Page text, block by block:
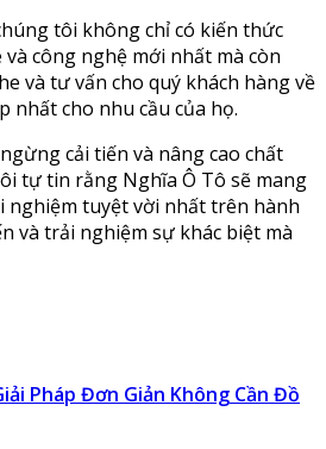
tôi không chỉ có kiến thức
và công nghệ mới nhất mà còn
và tư vấn cho quý khách hàng về
nhất cho nhu cầu của họ.
cải tiến và nâng cao chất
tự tin rằng Nghĩa Ô Tô sẽ mang
nghiệm tuyệt vời nhất trên hành
và trải nghiệm sự khác biệt mà
Pháp Đơn Giản Không Cần Đồ